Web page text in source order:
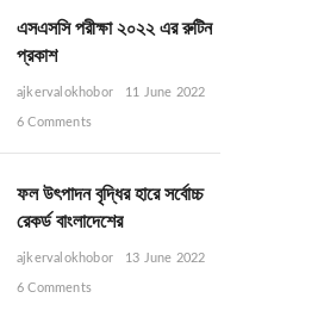
এসএসসি পরীক্ষা ২০২২ এর রুটিন
প্রকাশ
ajkervalokhobor 11 June 2022
6 Comments
ফল উৎপাদন বৃদ্ধির হারে সর্বোচ্চ
রেকর্ড বাংলাদেশের
ajkervalokhobor 13 June 2022
6 Comments